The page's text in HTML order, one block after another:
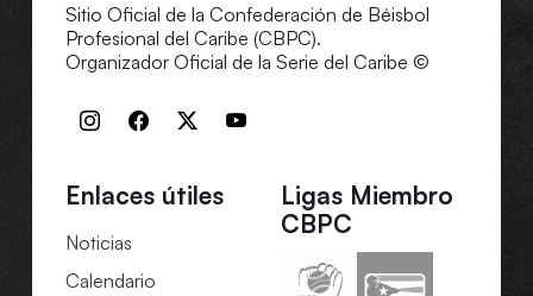
Sitio Oficial de la Confederación de Béisbol
Profesional del Caribe (CBPC).
Organizador Oficial de la Serie del Caribe ©
Enlaces útiles
Noticias
Calendario
Ligas Miembro
CBPC